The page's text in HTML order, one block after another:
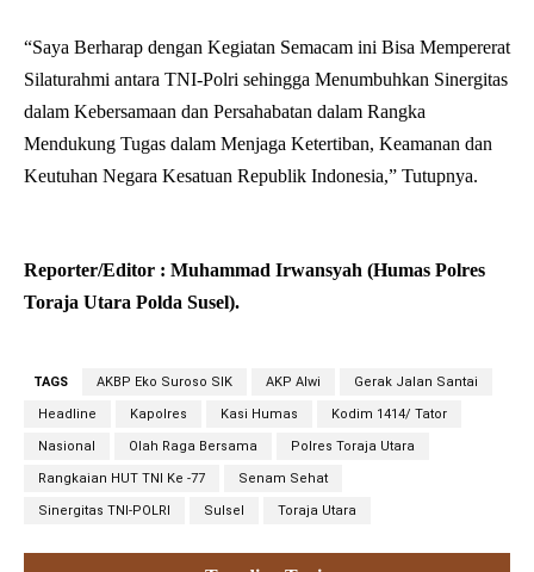
“Saya Berharap dengan Kegiatan Semacam ini Bisa Mempererat
Silaturahmi antara TNI-Polri sehingga Menumbuhkan Sinergitas
dalam Kebersamaan dan Persahabatan dalam Rangka
Mendukung Tugas dalam Menjaga Ketertiban, Keamanan dan
Keutuhan Negara Kesatuan Republik Indonesia,” Tutupnya.
Reporter/Editor : Muhammad Irwansyah (Humas Polres
Toraja Utara Polda Susel).
TAGS AKBP Eko Suroso SIK AKP Alwi Gerak Jalan Santai
Headline Kapolres Kasi Humas Kodim 1414/ Tator
Nasional Olah Raga Bersama Polres Toraja Utara
Rangkaian HUT TNI Ke -77 Senam Sehat
Sinergitas TNI-POLRI Sulsel Toraja Utara